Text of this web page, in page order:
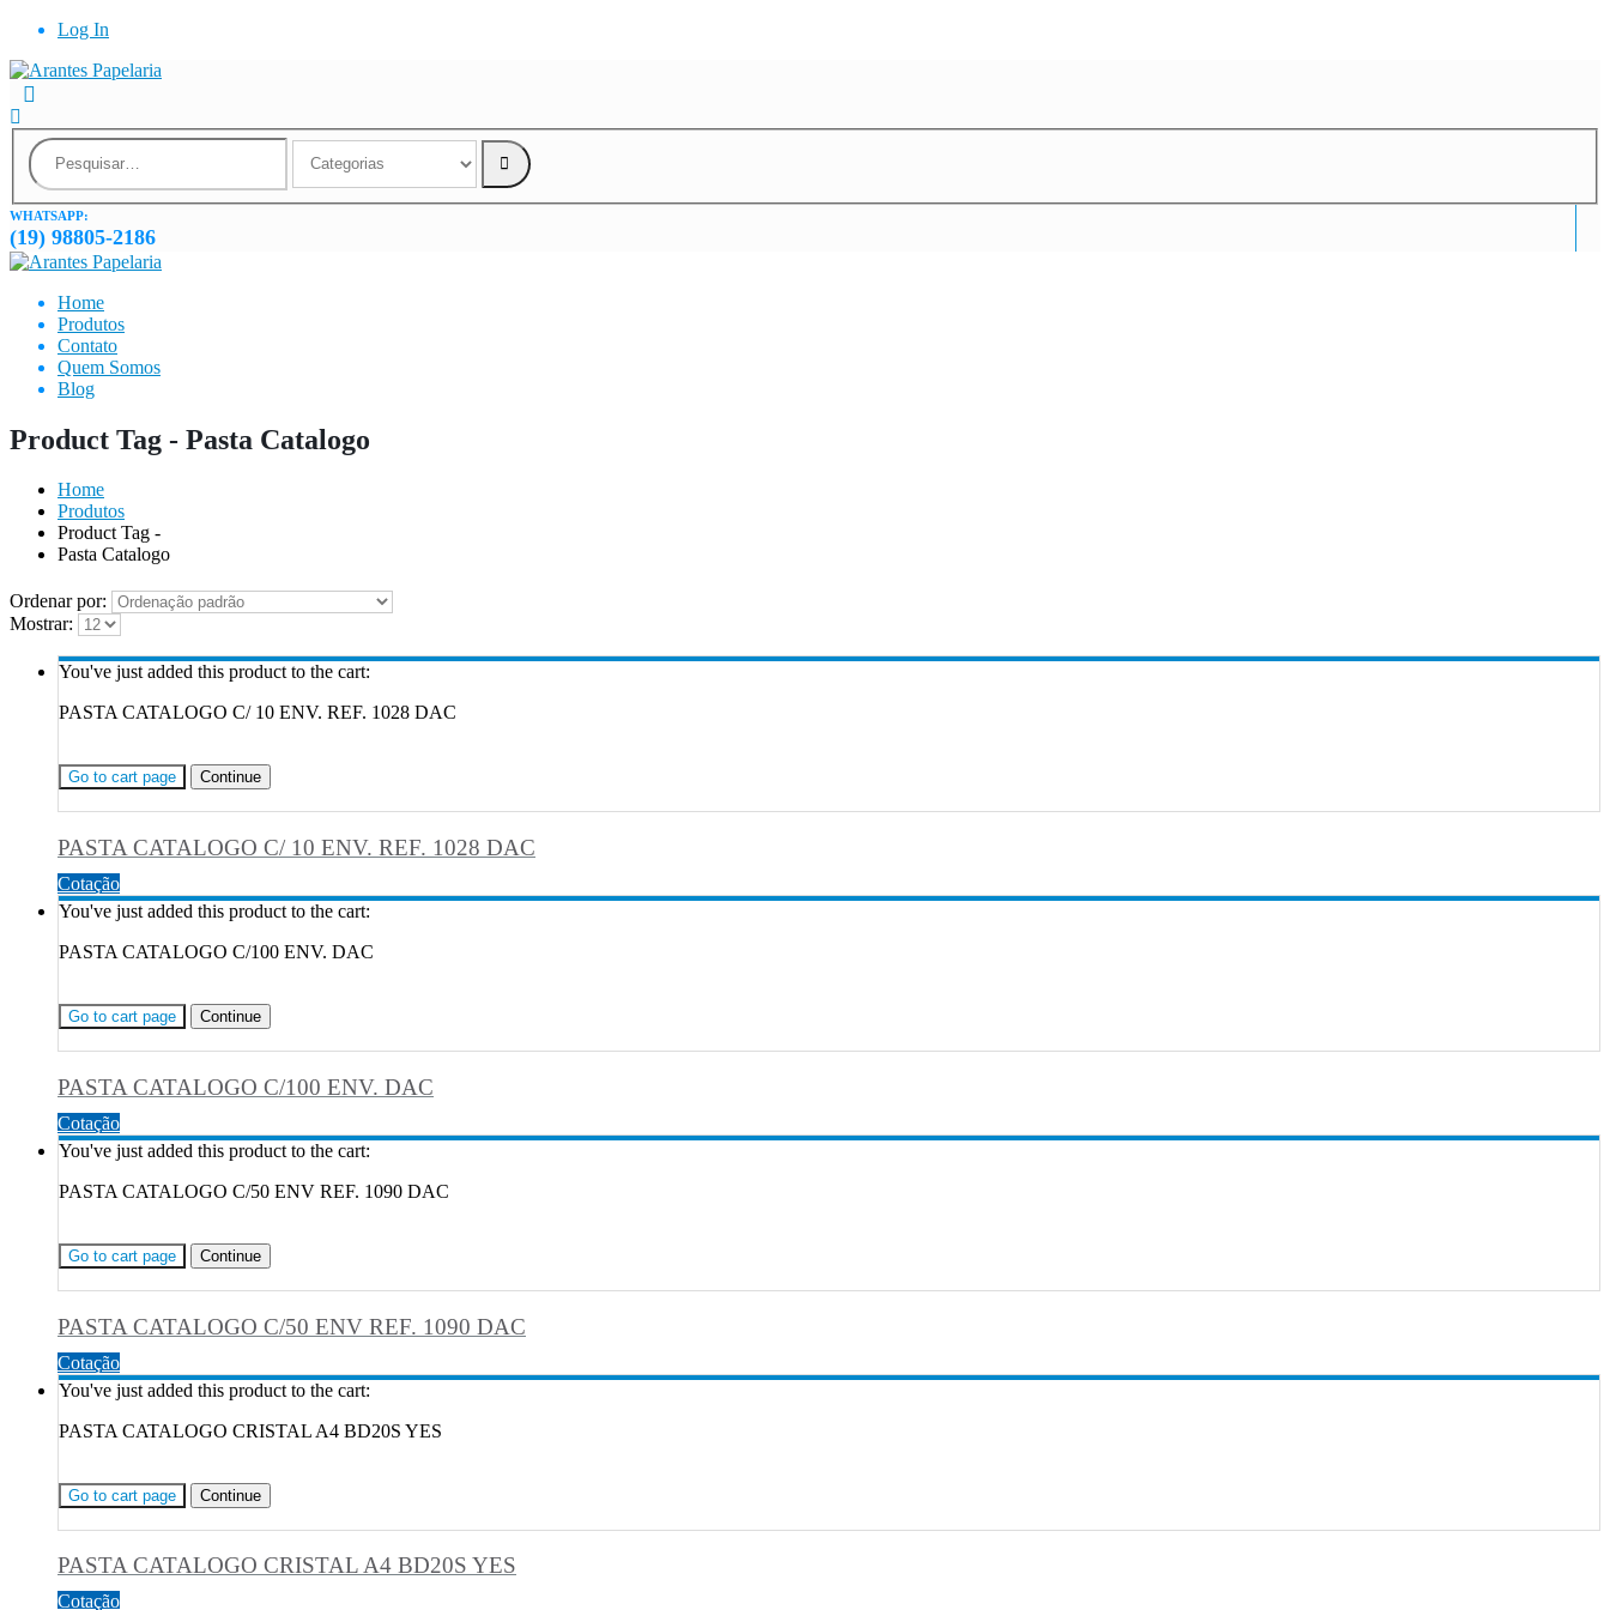
Log In
WHATSAPP:
(19) 98805-2186
Home
Produtos
Contato
Quem Somos
Blog
Product Tag - Pasta Catalogo
Home
Produtos
Product Tag -
Pasta Catalogo
Ordenar por:
Mostrar:
You've just added this product to the cart:
PASTA CATALOGO C/ 10 ENV. REF. 1028 DAC
Go to cart page Continue
PASTA CATALOGO C/ 10 ENV. REF. 1028 DAC
Cotação
You've just added this product to the cart:
PASTA CATALOGO C/100 ENV. DAC
Go to cart page Continue
PASTA CATALOGO C/100 ENV. DAC
Cotação
You've just added this product to the cart:
PASTA CATALOGO C/50 ENV REF. 1090 DAC
Go to cart page Continue
PASTA CATALOGO C/50 ENV REF. 1090 DAC
Cotação
You've just added this product to the cart:
PASTA CATALOGO CRISTAL A4 BD20S YES
Go to cart page Continue
PASTA CATALOGO CRISTAL A4 BD20S YES
Cotação